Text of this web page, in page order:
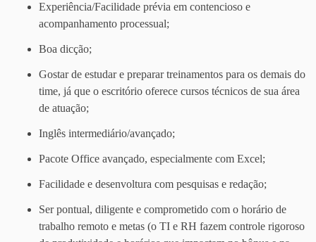
Experiência/Facilidade prévia em contencioso e
acompanhamento processual;
Boa dicção;
Gostar de estudar e preparar treinamentos para os demais do
time, já que o escritório oferece cursos técnicos de sua área
de atuação;
Inglês intermediário/avançado;
Pacote Office avançado, especialmente com Excel;
Facilidade e desenvoltura com pesquisas e redação;
Ser pontual, diligente e comprometido com o horário de
trabalho remoto e metas (o TI e RH fazem controle rigoroso